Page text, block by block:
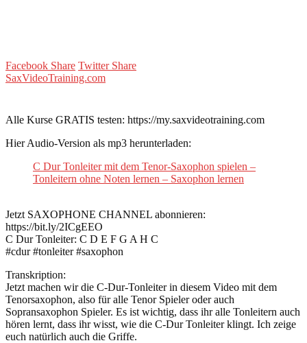
Facebook Share Twitter Share
SaxVideoTraining.com
Alle Kurse GRATIS testen: https://my.saxvideotraining.com
Hier Audio-Version als mp3 herunterladen:
C Dur Tonleiter mit dem Tenor-Saxophon spielen –
Tonleitern ohne Noten lernen – Saxophon lernen
Jetzt SAXOPHONE CHANNEL abonnieren:
https://bit.ly/2ICgEEO
C Dur Tonleiter: C D E F G A H C
#cdur #tonleiter #saxophon
Transkription:
Jetzt machen wir die C-Dur-Tonleiter in diesem Video mit dem
Tenorsaxophon, also für alle Tenor Spieler oder auch
Sopransaxophon Spieler. Es ist wichtig, dass ihr alle Tonleitern auch
hören lernt, dass ihr wisst, wie die C-Dur Tonleiter klingt. Ich zeige
euch natürlich auch die Griffe.